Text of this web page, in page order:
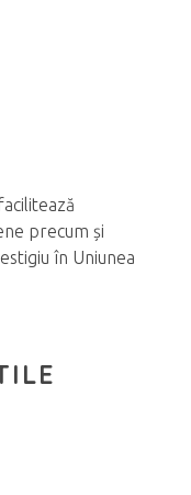
precum și
în Uniunea